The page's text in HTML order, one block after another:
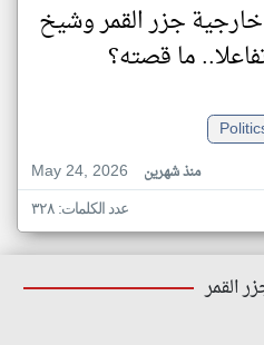
خارجية جزر القمر وشيخ
ما قصته؟
May 24, 2026
منذ شهرين
عدد الكلمات: ٣٢٨
القمر